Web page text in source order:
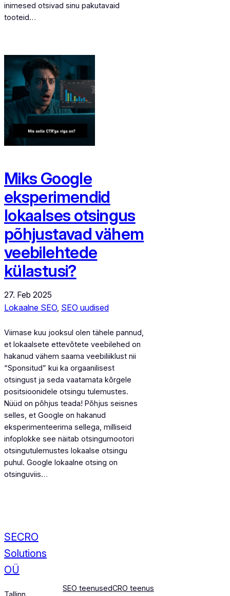
inimesed otsivad sinu pakutavaid
tooteid…
Miks Google
eksperimendid
lokaalses otsingus
põhjustavad vähem
veebilehtede
külastusi?
27. Feb 2025
Lokaalne SEO, SEO uudised
Viimase kuu jooksul olen tähele pannud,
et lokaalsete ettevõtete veebilehed on
hakanud vähem saama veebiliiklust nii
“Sponsitud” kui ka orgaanilisest
otsingust ja seda vaatamata kõrgele
positsioonidele otsingu tulemustes.
Nüüd on põhjus teada! Põhjus seisnes
selles, et Google on hakanud
eksperimenteerima sellega, milliseid
infoplokke see näitab otsingumootori
otsingutulemustes lokaalse otsingu
puhul. Google lokaalne otsing on
otsinguviis…
SECRO
Solutions
OÜ
SEO teenusedCRO teenus